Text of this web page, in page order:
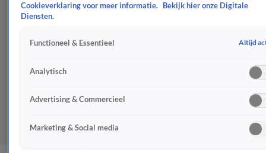
Cookieverklaring voor meer informatie.
Bekijk hier onze Digitale
Diensten.
Functioneel & Essentieel Altijd
Analytisch
Advertising & Commercieel
Marketing & Social media